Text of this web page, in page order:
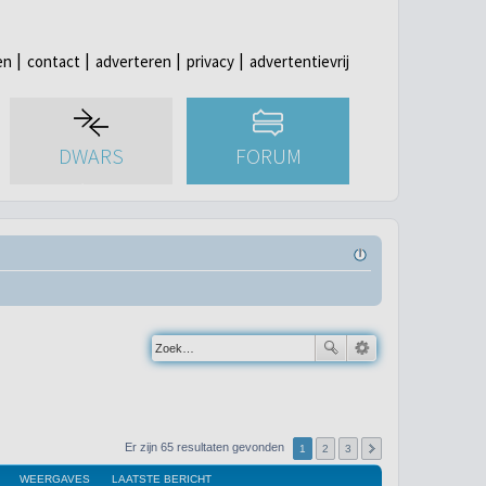
contact adverteren privacy advertentievrij
DWARS FORUM
Er zijn 65 resultaten gevonden 1 2 3
WEERGAVES LAATSTE BERICHT